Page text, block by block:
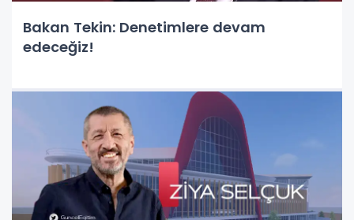
Bakan Tekin: Denetimlere devam
edeceğiz!